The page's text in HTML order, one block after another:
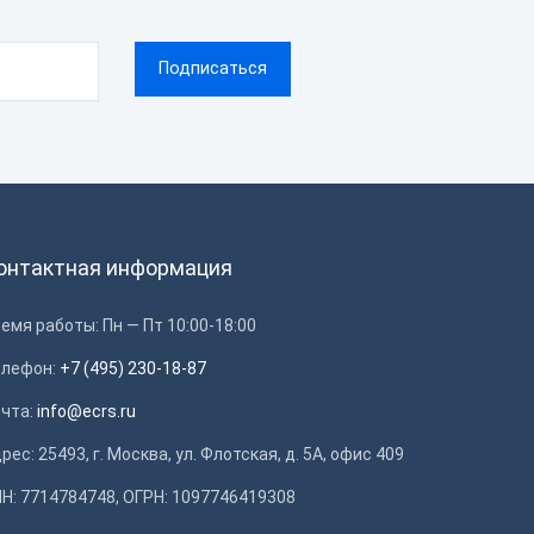
информация
работы: Пн — Пт 10:00-18:00
+7 (495) 230-18-87
info@ecrs.ru
25493, г. Москва, ул. Флотская, д. 5А, офис 409
7714784748, ОГРН: 1097746419308